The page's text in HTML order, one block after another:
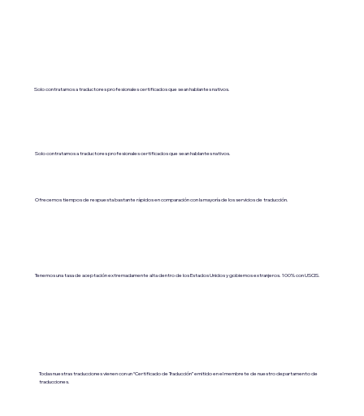
Solo contratamos a traductores profesionales certificados que sean hablantes nativos.
Solo contratamos a traductores profesionales certificados que sean hablantes nativos.
Ofrecemos tiempos de respuesta bastante rápidos en comparación con la mayoría de los servicios de traducción.
Tenemos una tasa de aceptación extremadamente alta dentro de los Estados Unidos y gobiernos extranjeros. 100% con USCIS.
Todas nuestras traducciones vienen con un “Certificado de Traducción” emitido en el membrete de nuestro departamento de
traducciones.